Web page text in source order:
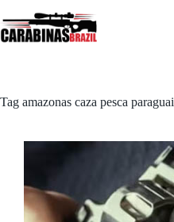
para
o
Tag amazonas caza pesca paraguai